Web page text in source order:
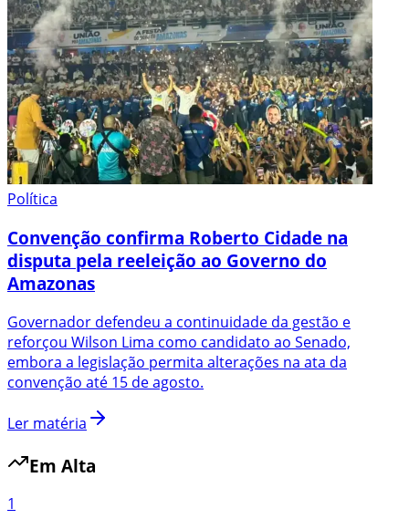
Política
Convenção confirma Roberto Cidade na
disputa pela reeleição ao Governo do
Amazonas
Governador defendeu a continuidade da gestão e
reforçou Wilson Lima como candidato ao Senado,
embora a legislação permita alterações na ata da
convenção até 15 de agosto.
Ler matéria
Em Alta
1